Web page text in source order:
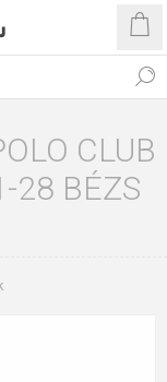
CLUB
28 BÉZS